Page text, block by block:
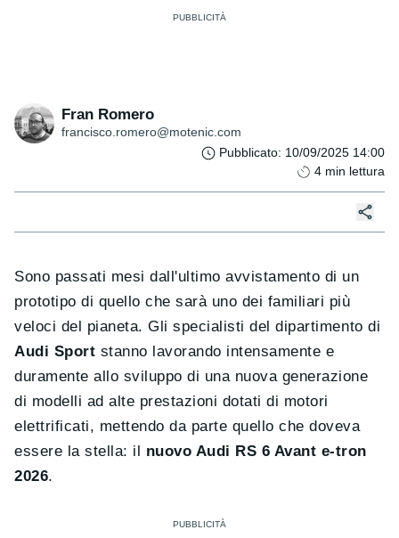
Fran Romero
francisco.romero@motenic.com
Pubblicato: 10/09/2025 14:00
4 min lettura
Sono passati mesi dall'ultimo avvistamento di un
prototipo di quello che sarà uno dei familiari più
veloci del pianeta. Gli specialisti del dipartimento di
Audi Sport stanno lavorando intensamente e
duramente allo sviluppo di una nuova generazione
di modelli ad alte prestazioni dotati di motori
elettrificati, mettendo da parte quello che doveva
essere la stella: il nuovo Audi RS 6 Avant e-tron
2026.